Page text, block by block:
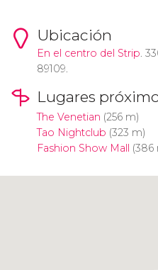
Ubicación
En el centro del Strip.
89109.
Lugares
The Venetian (256 m)
Tao Nightclub (323 m)
Fashion Show Mall (386